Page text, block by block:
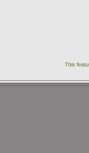
This